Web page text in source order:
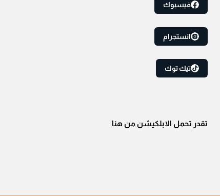
فيسبوك
انستجرام
تيك توك
تقدر تحمل الابلكيشن من هنا